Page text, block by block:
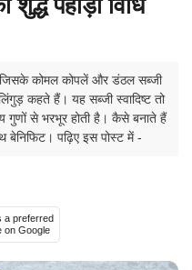
पहाड़ी विधि
जिसके कोमल कोपलें और डंठल सब्जी
कहते हैं। यह सब्जी स्वादिष्ट तो
गुणों से भरभूर होती है। कैसे बनाते हैं
बेनिफिट। पढ़िए इस पोस्ट में -
a preferred
on Google